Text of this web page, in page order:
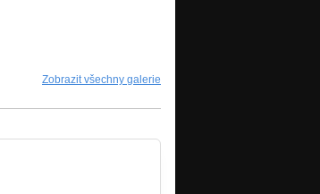
Zobrazit všechny galerie